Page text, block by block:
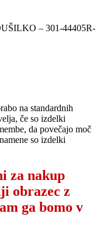
– 301-44405R-
na standardnih
če so izdelki
da povečajo moč
so izdelki
za nakup
obrazec z
ga bomo v